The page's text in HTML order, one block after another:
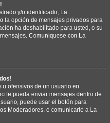
y/o identificado, La
la opción de mensajes privados para
ha deshabilitado para usted, o su
Comuníquese con La
ofensivos de un usuario en
le pueda enviar mensajes dentro de
puede usar el botón para
Moderadores, o comunicarlo a La